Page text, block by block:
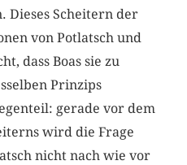
Dieses Scheitern der
von Potlatsch und
dass Boas sie zu
Prinzips
gerade vor dem
wird die Frage
nicht nach wie vor